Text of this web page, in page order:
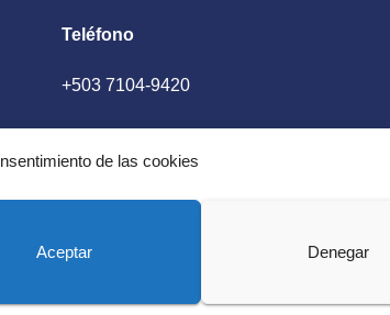
de las cookies
Aceptar Denegar
Teléfono
+503 7104-9420